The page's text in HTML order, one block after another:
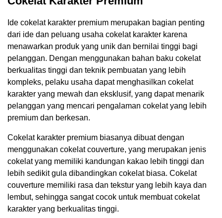
Ide cokelat karakter premium merupakan bagian penting
dari ide dan peluang usaha cokelat karakter karena
menawarkan produk yang unik dan bernilai tinggi bagi
pelanggan. Dengan menggunakan bahan baku cokelat
berkualitas tinggi dan teknik pembuatan yang lebih
kompleks, pelaku usaha dapat menghasilkan cokelat
karakter yang mewah dan eksklusif, yang dapat menarik
pelanggan yang mencari pengalaman cokelat yang lebih
premium dan berkesan.
Cokelat karakter premium biasanya dibuat dengan
menggunakan cokelat couverture, yang merupakan jenis
cokelat yang memiliki kandungan kakao lebih tinggi dan
lebih sedikit gula dibandingkan cokelat biasa. Cokelat
couverture memiliki rasa dan tekstur yang lebih kaya dan
lembut, sehingga sangat cocok untuk membuat cokelat
karakter yang berkualitas tinggi.